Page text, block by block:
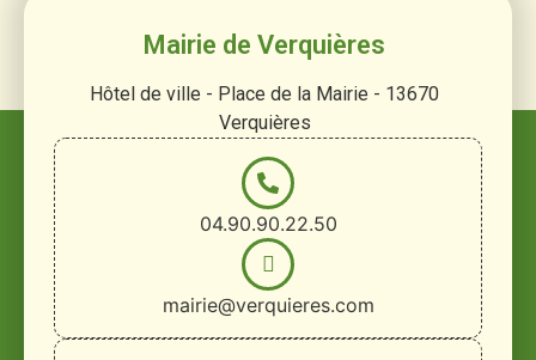
Mairie de Verquières
Hôtel de ville - Place de la Mairie - 13670
Verquières
04.90.90.22.50
mairie@verquieres.com